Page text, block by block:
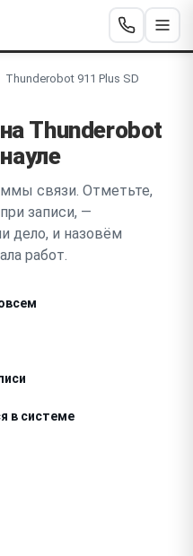
Thunderobot 911 Plus SD
Thunderobot
связи. Отметьте,
записи, —
дело, и назовём
работ.
в системе